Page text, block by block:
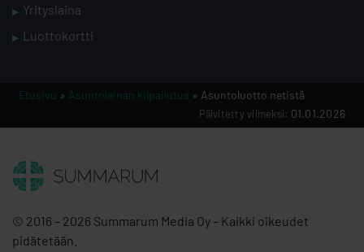
Yrityslaina
Luottokortti
Etusivu » Asuntolainan kilpailutus » Asuntoluotto netistä
Päivitetty viimeksi: 01.01.2026
© 2016 – 2026 Summarum Media Oy – Kaikki oikeudet
pidätetään.